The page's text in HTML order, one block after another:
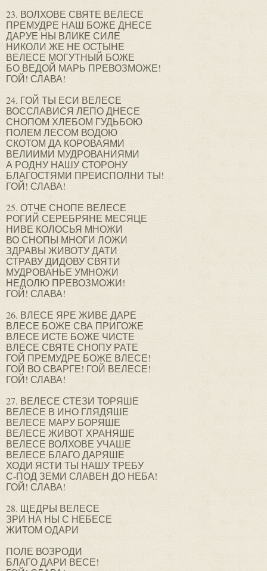
23. ВОЛХОВЕ СВЯТЕ ВЕЛЕСЕ
ПРЕМУДРЕ НАШ БОЖЕ ДНЕСЕ
ДАРУЕ НЫ ВЛИКЕ СИЛЕ
НИКОЛИ ЖЕ НЕ ОСТЫНЕ
ВЕЛЕСЕ МОГУТНЫЙ БОЖЕ
БО ВЕДОЙ МАРЬ ПРЕВОЗМОЖЕ!
ГОЙ! СЛАВА!
24. ГОЙ ТЫ ЕСИ ВЕЛЕСЕ
ВОССЛАВИСЯ ЛЕПО ДНЕСЕ
СНОПОМ ХЛЕБОМ ГУДЬБОЮ
ПОЛЕМ ЛЕСОМ ВОДОЮ
СКОТОМ ДА КОРОВАЯМИ
ВЕЛИИМИ МУДРОВАНИЯМИ
А РОДНУ НАШУ СТОРОНУ
БЛАГОСТЯМИ ПРЕИСПОЛНИ ТЫ!
ГОЙ! СЛАВА!
25. ОТЧЕ СНОПЕ ВЕЛЕСЕ
РОГИЙ СЕРЕБРЯНЕ МЕСЯЦЕ
НИВЕ КОЛОСЬЯ МНОЖИ
ВО СНОПЫ МНОГИ ЛОЖИ
ЗДРАВЫ ЖИВОТУ ДАТИ
СТРАВУ ДИДОВУ СВЯТИ
МУДРОВАНЬЕ УМНОЖИ
НЕДОЛЮ ПРЕВОЗМОЖИ!
ГОЙ! СЛАВА!
26. ВЛЕСЕ ЯРЕ ЖИВЕ ДАРЕ
ВЛЕСЕ БОЖЕ СВА ПРИГОЖЕ
ВЛЕСЕ ИСТЕ БОЖЕ ЧИСТЕ
ВЛЕСЕ СВЯТЕ СНОПУ РАТЕ
ГОЙ ПРЕМУДРЕ БОЖЕ ВЛЕСЕ!
ГОЙ ВО СВАРГЕ! ГОЙ ВЕЛЕСЕ!
ГОЙ! СЛАВА!
27. ВЕЛЕСЕ СТЕЗИ ТОРЯШЕ
ВЕЛЕСЕ В ИНО ГЛЯДЯШЕ
ВЕЛЕСЕ МАРУ БОРЯШЕ
ВЕЛЕСЕ ЖИВОТ ХРАНЯШЕ
ВЕЛЕСЕ ВОЛХОВЕ УЧАШЕ
ВЕЛЕСЕ БЛАГО ДАРЯШЕ
ХОДИ ЯСТИ ТЫ НАШУ ТРЕБУ
С-ПОД ЗЕМИ СЛАВЕН ДО НЕБА!
ГОЙ! СЛАВА!
28. ЩЕДРЫ ВЕЛЕСЕ
ЗРИ НА НЫ С НЕБЕСЕ
ЖИТОМ ОДАРИ
ПОЛЕ ВОЗРОДИ
БЛАГО ДАРИ ВЕСЕ!